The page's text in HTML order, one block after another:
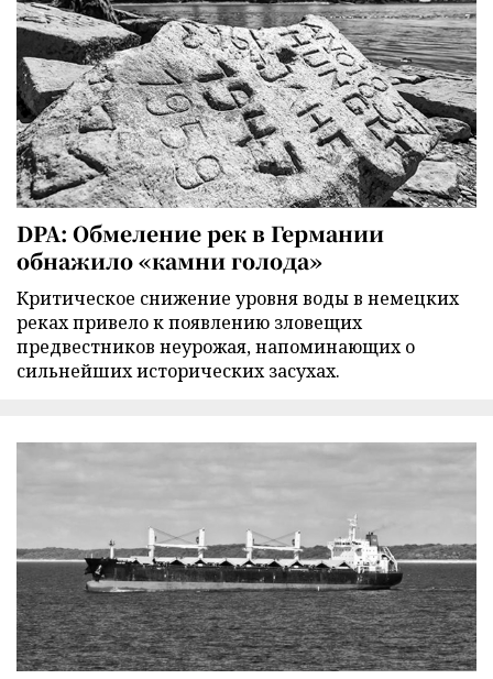
DPA: Обмеление рек в Германии
обнажило «камни голода»
Критическое снижение уровня воды в немецких
реках привело к появлению зловещих
предвестников неурожая, напоминающих о
сильнейших исторических засухах.